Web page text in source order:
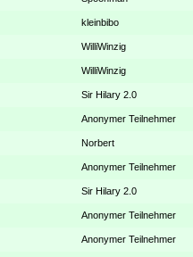
kleinbibo
WilliWinzig
WilliWinzig
Sir Hilary 2.0
Anonymer Teilnehmer
Norbert
Anonymer Teilnehmer
Sir Hilary 2.0
Anonymer Teilnehmer
Anonymer Teilnehmer